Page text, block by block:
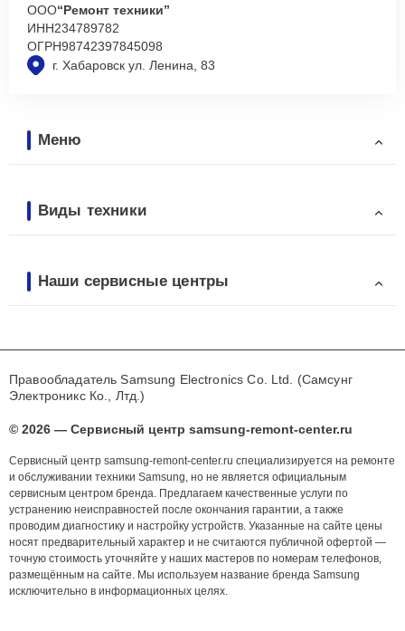
г. Хабаровск ул. Ленина, 83
ООО“Ремонт техники”
ИНН234789782
ОГРН98742397845098
Меню
Виды техники
Наши сервисные центры
Правообладатель Samsung Electronics Co. Ltd. (Самсунг
Электроникс Ко., Лтд.)
© 2026 — Сервисный центр samsung-remont-center.ru
Сервисный центр samsung-remont-center.ru специализируется на ремонте
и обслуживании техники Samsung, но не является официальным
сервисным центром бренда. Предлагаем качественные услуги по
устранению неисправностей после окончания гарантии, а также
проводим диагностику и настройку устройств. Указанные на сайте цены
носят предварительный характер и не считаются публичной офертой —
точную стоимость уточняйте у наших мастеров по номерам телефонов,
размещённым на сайте. Мы используем название бренда Samsung
исключительно в информационных целях.